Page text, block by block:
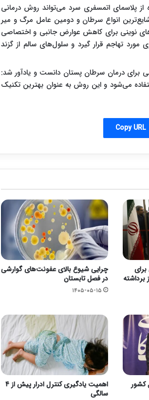
از پلاسمای اتمسفری سرد می‌تواند روش درمانی
انواع سرطان و دومین عامل مرگ و میر
نوینی برای کاهش عوارض جانبی و اختصاصی
تهاجم قرار گیرد و سلول‌های سالم از گزند
برای درمان سرطان پستان دانست و یادآور شد:
دمای ۳۰ تا ۴۵ درجه سانتیگراد استفاده می‌شود و این روش به عنوان بهترین تکنیک
Copy URL
چرایی شیوع بالای عفونت‌های گوارشی
در فصل تابستان
۱۴۰۵-۰۵-۱۵
کشور
اهمیت یادگیری کنترل ادرار پیش از ۴
سالگی